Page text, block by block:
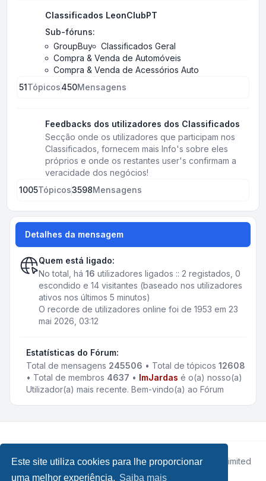
Este site utiliza cookies para lhe proporcionar
uma melhor experiência. Saiba mais
Classificados LeonClubPT
Sub-fóruns:
GroupBuy
Classificados Geral
Compra & Venda de Automóveis
Compra & Venda de Acessórios Auto
51Tópicos450Mensagens
Feedbacks dos utilizadores dos Classificados
Secção onde os utilizadores que participam nos
Classificados, fornecem mais Info's sobre eles
próprios e onde os restantes user's confirmam a
veracidade dos negócios!
1005Tópicos3598Mensagens
Detalhes da mensagem
Quem está ligado:
No total, há 16 utilizadores ligados :: 2 registados, 0
escondido e 14 visitantes (baseado nos utilizadores
ativos nos últimos 5 minutos)
O recorde de utilizadores online foi de 1953 em 23
mai 2026, 03:12
Estatísticas do Fórum:
Total de mensagens 245506 • Total de tópicos12608
• Total de membros 4637 • ImJardas é o(a) nosso(a)
Utilizador(a) mais recente. Bem-vindo(a) ao Fórum
Desenvolvido porphpBB® Forum Software © phpBB Limited
• Design by
Leenoz.com